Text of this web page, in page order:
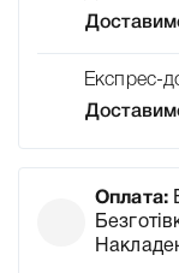
Експрес-
Оплата: